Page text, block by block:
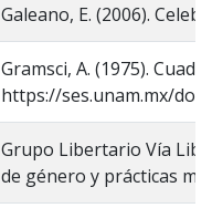
Galeano, E. (2006).
Gramsci, A. (1975).
https://ses.unam.mx/
Grupo Libertario Vía
de género y prácticas